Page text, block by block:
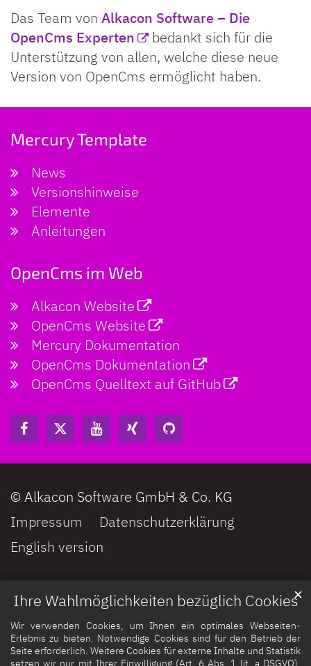
Ihre Wahlmöglichkeiten bezüglich Cookies
Wir verwenden Cookies, um Ihnen ein optimales Webseiten-
Erlebnis zu bieten. Notwendige Cookies sind für den Betrieb der
Seite erforderlich. Weitere Cookies für externe Inhalte und Statistik
setzen wir nur mit Ihrer Einwilligung (Art. 6 Abs. 1 lit. a DSGVO).
✕
Das Team von Alkacon Software – Die
OpenCms Experten
bedankt sich für die
Unterstützung von allen, welche diese neue
Version von OpenCms ermöglicht haben.
Mercury Template
News
Versionshinweise
Elemente
Anleitungen
OpenCms im Web
Alkacon Website
OpenCms Website
Mercury Dokumentation
OpenCms Dokumentation
OpenCms Quelltext auf GitHub
© Alkacon Software GmbH & Co. KG
Impressum
Datenschutzerklärung
English version